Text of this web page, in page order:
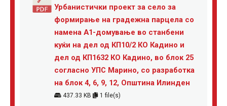
Урбанистички проект за село за
формирање на градежна парцела со
намена А1-домување во станбени
куќи на дел од КП10/2 КО Кадино и
дел од КП1632 КО Кадино, во блок 25
согласно УПС Марино, со разработка
на блок 4, 6, 9, 12, Општина Илинден
437.33 KB 1 file(s)